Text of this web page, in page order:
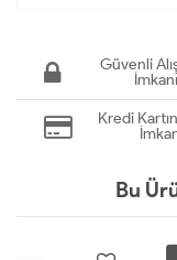
Güvenli
İmkanı
Kredi
Bu